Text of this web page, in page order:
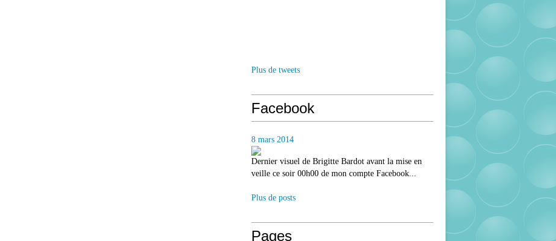
Plus de tweets
Facebook
8 mars 2014
Dernier visuel de Brigitte Bardot avant la mise en
veille ce soir 00h00 de mon compte Facebook...
Plus de posts
Pages